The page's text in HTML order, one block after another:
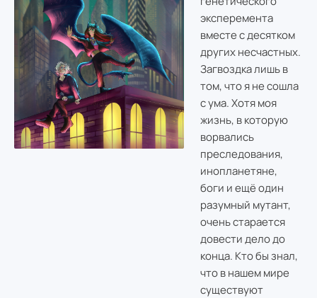
эксперемента
вместе с десятком
других несчастных.
Загвоздка лишь в
том, что я не сошла
с ума. Хотя моя
жизнь, в которую
ворвались
преследования,
инопланетяне,
боги и ещё один
разумный мутант,
очень старается
довести дело до
конца. Кто бы знал,
что в нашем мире
существуют